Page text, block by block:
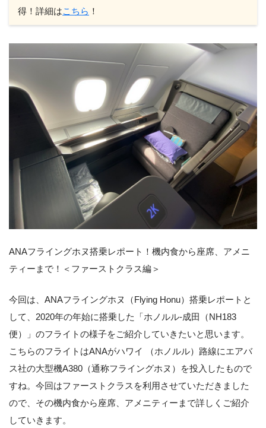
得！詳細はこちら ！
ANAフライングホヌ搭乗レポート！機内食から座席、アメニ
ティーまで！＜ファーストクラス編＞
今回は、ANAフライングホヌ（Flying Honu）搭乗レポートと
して、2020年の年始に搭乗した「ホノルル-成田（NH183
便）」のフライトの様子をご紹介していきたいと思います。
こちらのフライトはANAがハワイ （ホノルル）路線にエアバ
ス社の大型機A380（通称フライングホヌ）を投入したもので
すね。今回はファーストクラスを利用させていただきました
ので、その機内食から座席、アメニティーまで詳しくご紹介
していきます。